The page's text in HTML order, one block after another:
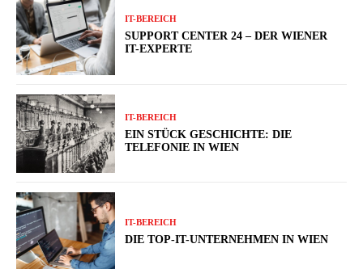
IT-BEREICH
SUPPORT CENTER 24 – DER WIENER
IT-EXPERTE
IT-BEREICH
EIN STÜCK GESCHICHTE: DIE
TELEFONIE IN WIEN
IT-BEREICH
DIE TOP-IT-UNTERNEHMEN IN WIEN